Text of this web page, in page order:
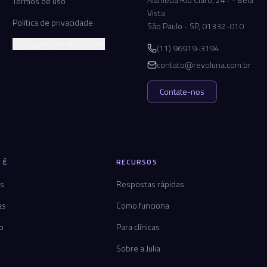
Política de privacidade
Vista
São Paulo - SP, 01332-010
(11) 96919-3194
contato@revoluna.com.br
Contate-nos
RECURSOS
Respostas rápidas
Como funciona
Para clínicas
Sobre a Julia